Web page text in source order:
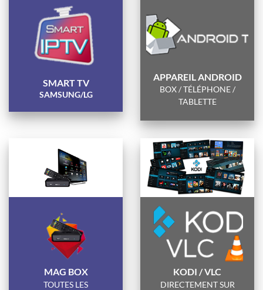
SMART TV
SAMSUNG/LG
APPAREIL ANDROID
BOX / TÉLÉPHONE /
TABLETTE
MAG BOX
TOUTES LES
KODI / VLC
DIRECTEMENT SUR